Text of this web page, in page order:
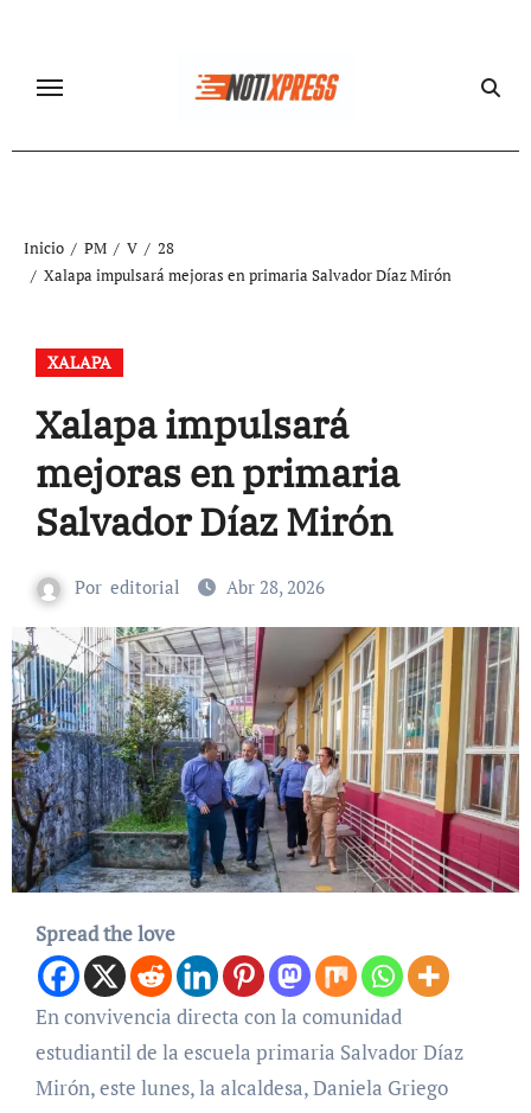
contenido
Inicio PM V
28
Xalapa impulsará mejoras en primaria Salvador Díaz Mirón
XALAPA
Xalapa impulsará
mejoras en primaria
Salvador Díaz Mirón
Por editorial Abr 28, 2026
Spread the love
En convivencia directa con la comunidad
estudiantil de la escuela primaria Salvador Díaz
Mirón, este lunes, la alcaldesa, Daniela Griego